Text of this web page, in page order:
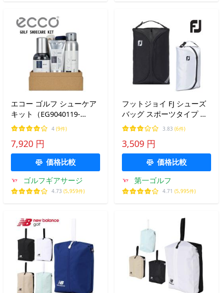
エコー ゴルフ シューケア
キット（EG9040119-
00100）
4 (9件)
7,920 円
価格比較
ゴルフギアサージ
4.73 (5,959件)
フットジョイ FJ シューズ
バッグ スポーツタイプ シ
ューズケース FOOTJOY
FA25SCSSB ゴルフ
3.83 (6件)
3,509 円
価格比較
第一ゴルフ
4.71 (5,995件)